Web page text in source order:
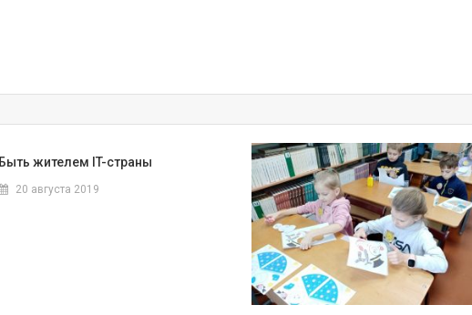
Быть жителем IT-страны
20 августа 2019